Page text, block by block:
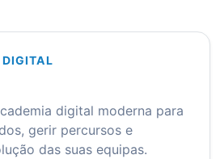
digital moderna para
gerir percursos e
das suas equipas.